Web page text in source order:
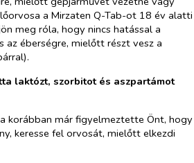
a Mirzaten Q-Tab-ot 18 év alatti
meg róla, hogy nincs hatással a
az éberségre, mielőtt részt vesz a
laktózt, szorbitot és aszpartámot
korábban már figyelmeztette Önt, hogy
keresse fel orvosát, mielőtt elkezdi